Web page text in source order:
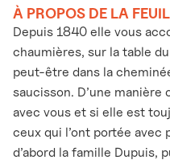
À PROPOS DE LA
Depuis 1840 elle vous
chaumières, sur la table
peut-être dans la
saucisson. D’une manière
avec vous et si elle est
ceux qui l’ont portée avec
d’abord la famille Dupuis,